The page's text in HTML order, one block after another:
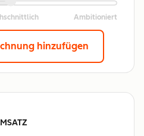
hinzufügen